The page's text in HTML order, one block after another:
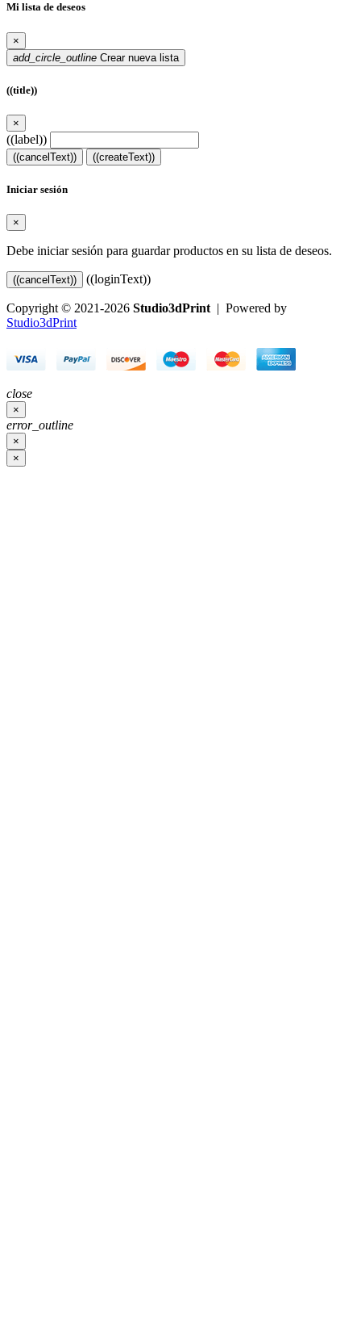
Mi lista de deseos
×
add_circle_outline Crear nueva lista
((title))
×
((label))
((cancelText)) ((createText))
Iniciar sesión
×
Debe iniciar sesión para guardar productos en su lista de deseos.
((cancelText)) ((loginText))
Copyright © 2021-2026 Studio3dPrint | Powered by
Studio3dPrint
close
×
error_outline
×
×